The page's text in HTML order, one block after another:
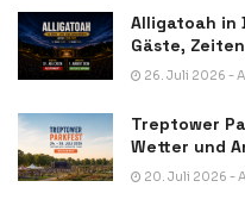
Alligatoah in
Gäste,
26. Juli 2026 -
Treptower
Wetter und
20. Juli 2026 -